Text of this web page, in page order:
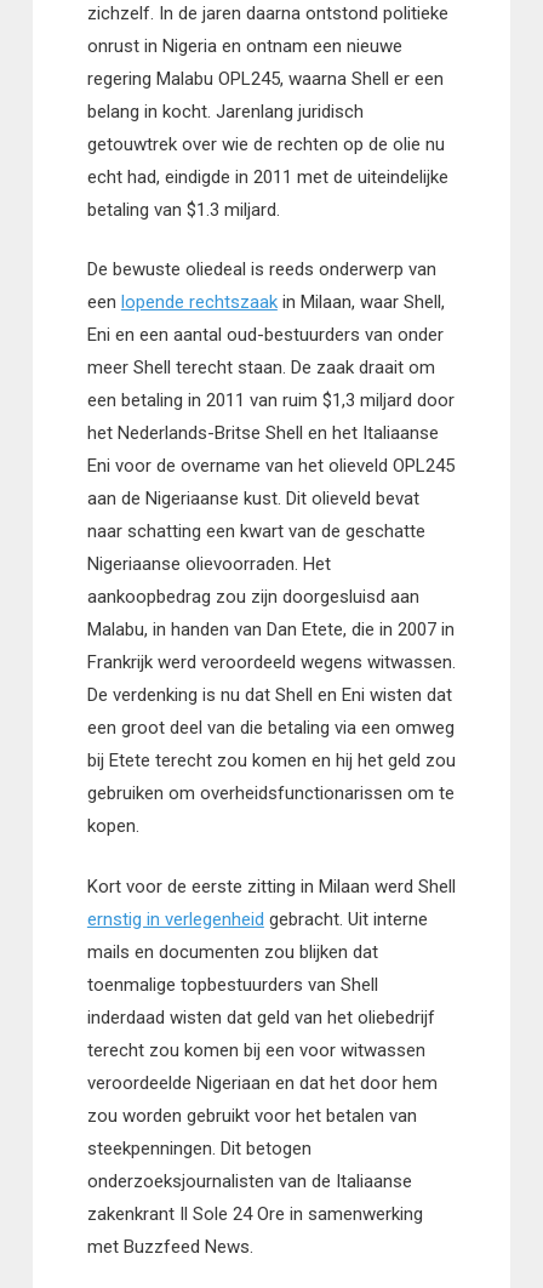
zichzelf. In de jaren daarna ontstond politieke
onrust in Nigeria en ontnam een nieuwe
regering Malabu OPL245, waarna Shell er een
belang in kocht. Jarenlang juridisch
getouwtrek over wie de rechten op de olie nu
echt had, eindigde in 2011 met de uiteindelijke
betaling van $1.3 miljard.
De bewuste oliedeal is reeds onderwerp van
een lopende rechtszaakin Milaan, waar Shell,
Eni en een aantal oud-bestuurders van onder
meer Shell terecht staan. De zaak draait om
een betaling in 2011 van ruim $1,3 miljard door
het Nederlands-Britse Shell en het Italiaanse
Eni voor de overname van het olieveld OPL245
aan de Nigeriaanse kust. Dit olieveld bevat
naar schatting een kwart van de geschatte
Nigeriaanse olievoorraden. Het
aankoopbedrag zou zijn doorgesluisd aan
Malabu, in handen van Dan Etete, die in 2007 in
Frankrijk werd veroordeeld wegens witwassen.
De verdenking is nu dat Shell en Eni wisten dat
een groot deel van die betaling via een omweg
bij Etete terecht zou komen en hij het geld zou
gebruiken om overheidsfunctionarissen om te
kopen.
Kort voor de eerste zitting in Milaan werd Shell
ernstig in verlegenheid gebracht. Uit interne
mails en documenten zou blijken dat
toenmalige topbestuurders van Shell
inderdaad wisten dat geld van het oliebedrijf
terecht zou komen bij een voor witwassen
veroordeelde Nigeriaan en dat het door hem
zou worden gebruikt voor het betalen van
steekpenningen. Dit betogen
onderzoeksjournalisten van de Italiaanse
zakenkrant Il Sole 24 Ore in samenwerking
met Buzzfeed News.